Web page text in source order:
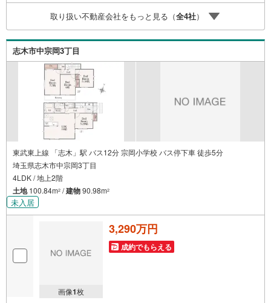
～19:00 この時間はお電話でのお問合わせがスムーズです
5.お子様連れでおこしくださいキッズスペース、授乳室、
オムツ替えベッド、アンパンマンジュースをご用意してお
ります。ご見学ご希望の方は、右上の“室内・現地を見学す
る（無料）をボタンからご予約ください。
取り扱い不動産会社をもっと見る（全4社）
志木市中宗岡3丁目
東武東上線 「志木」駅 バス12分 宗岡小学校 バス停下車 徒歩5分
埼玉県志木市中宗岡3丁目
4LDK / 地上2階
土地100.84m2 /建物90.98m2
未入居
画像1枚
3,290万円
成約でもらえる